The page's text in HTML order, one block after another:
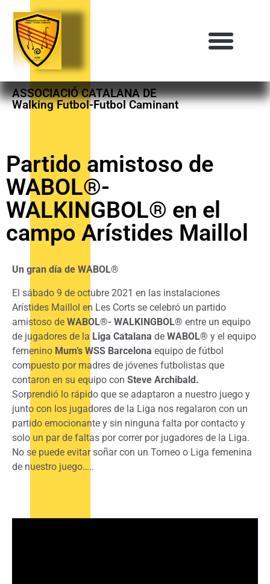
ASSOCIACIÓ CATALANA DE
Walking Futbol-Futbol Caminant
Partido amistoso de
WABOL®-
WALKINGBOL® en el
campo Arístides Maillol
Un gran día de WABOL®
El sábado 9 de octubre 2021 en las instalaciones
Arístides Maillol en Les Corts se celebró un partido
amistoso de WABOL®- WALKINGBOL® entre un equipo
de jugadores de la Liga Catalana de WABOL® y el equipo
femenino Mum’s WSS Barcelona equipo de fútbol
compuesto por madres de jóvenes futbolistas que
contaron en su equipo con Steve Archibald.
Sorprendió lo rápido que se adaptaron a nuestro juego y
junto con los jugadores de la Liga nos regalaron con un
partido emocionante y sin ninguna falta por contacto y
solo un par de faltas por correr por jugadores de la Liga.
No se puede evitar soñar con un Torneo o Liga femenina
de nuestro juego…..